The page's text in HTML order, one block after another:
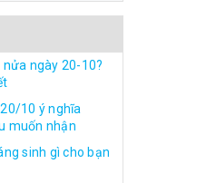
ngày 20-10?
10 ý nghĩa
muốn nhận
sinh gì cho bạn